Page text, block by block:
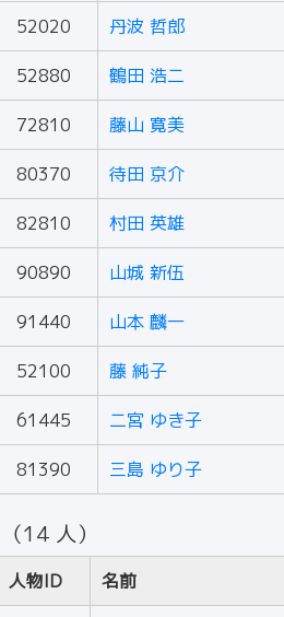
52020 丹波 哲郎
52880 鶴田 浩二
72810 藤山 寛美
80370 待田 京介
82810 村田 英雄
90890 山城 新伍
91440 山本 麟一
52100 藤 純子
61445 二宮 ゆき子
81390 三島 ゆり子
（14 人）
人物ID 名前